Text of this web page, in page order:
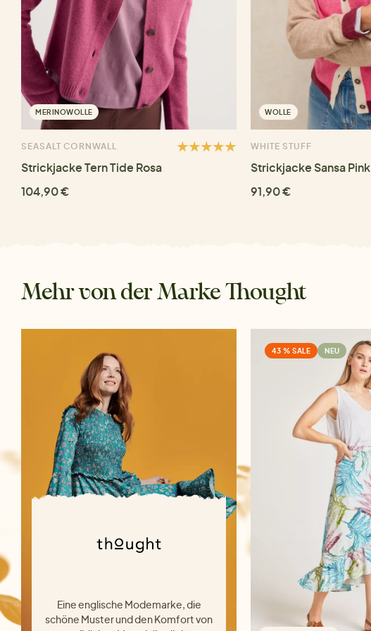
MERINOWOLLE
SEASALT CORNWALL
Strickjacke Tern Tide Rosa
104,90 €
WOLLE
WHITE STUFF
Strickjacke Sansa Pink
91,90 €
Mehr von der Marke Thought
Eine englische Modemarke, die
schöne Muster und den Komfort von
43 % SALE NEU